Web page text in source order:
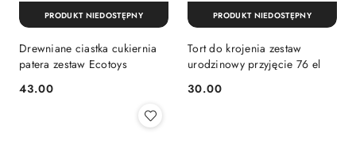
Drewniane ciastka cukiernia
patera zestaw Ecotoys
Cena:
43.00
PRODUKT NIEDOSTĘPNY
Tort do krojenia zestaw
urodzinowy przyjęcie 76 el
Cena:
30.00
PRODUKT NIEDOSTĘPNY